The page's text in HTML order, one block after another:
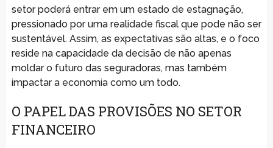
setor poderá entrar em um estado de estagnação,
pressionado por uma realidade fiscal que pode não ser
sustentável. Assim, as expectativas são altas, e o foco
reside na capacidade da decisão de não apenas
moldar o futuro das seguradoras, mas também
impactar a economia como um todo.
O PAPEL DAS PROVISÕES NO SETOR
FINANCEIRO